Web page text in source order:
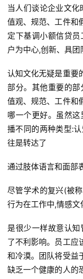
页
方
楠
备
考
评
当人们谈论企业文
值观、规范、工件和
定下基调小额信贷
户为中心,创新、具团
认知文化无疑是重要
部分。其他重要的
值观、规范、工件和
哪一个更好。虽然
播不同的两种类型:
往是转达了
通过肢体语言和面部
尽管学术的复兴(被
行为在工作中,情感文
是很少一样故意认
了不利影响。员工应
和冷漠。团队将受益
缺乏一个健康的人的